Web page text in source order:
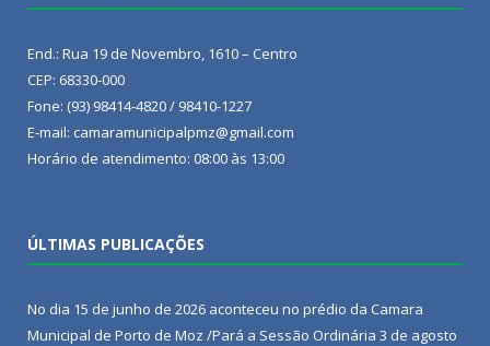
End.: Rua 19 de Novembro, 1610 – Centro
CEP: 68330-000
Fone: (93) 98414-4820 / 98410-1227
E-mail: camaramunicipalpmz@gmail.com
Horário de atendimento: 08:00 às 13:00
ÚLTIMAS PUBLICAÇÕES
No dia 15 de junho de 2026 aconteceu no prédio da Camara
Municipal de Porto de Moz /Pará a Sessão Ordinária 3 de agosto